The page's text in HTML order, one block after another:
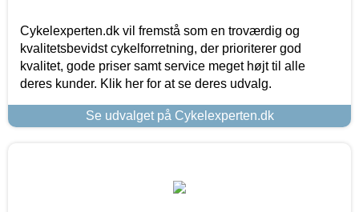
Cykelexperten.dk vil fremstå som en troværdig og
kvalitetsbevidst cykelforretning, der prioriterer god
kvalitet, gode priser samt service meget højt til alle
deres kunder. Klik her for at se deres udvalg.
Se udvalget på Cykelexperten.dk